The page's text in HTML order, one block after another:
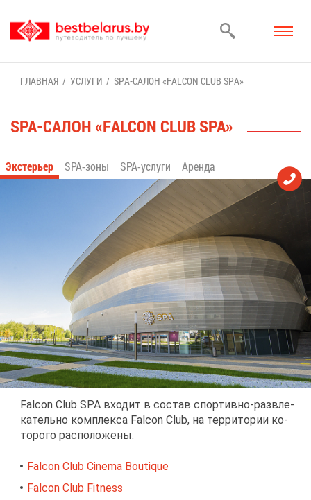
ГЛАВ­НАЯ УСЛУ­ГИ SPA-СА­ЛОН «FALCON CLUB SPA»
SPA-СА­ЛОН «FALCON CLUB SPA»
Экс­те­рьер SPA-зо­ны SPA-услу­ги Арен­да
Falcon Club SPA вхо­дит в со­став спор­тив­но-раз­вле­
ка­тель­но ком­плек­са Falcon Club, на тер­ри­то­рии ко­
то­ро­го рас­по­ло­же­ны:
Falcon Club Cinema Boutique
Falcon Club Fitness